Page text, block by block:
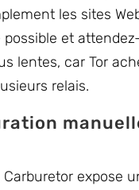
les sites
et
lentes, car Tor
relais.
Carburetor expose